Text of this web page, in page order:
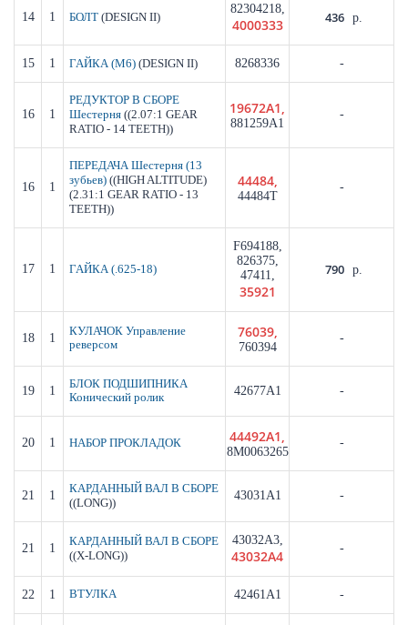
14 1 БОЛТ (DESIGN II)
82304218,
4000333 436 р.
15 1 ГАЙКА (M6) (DESIGN II) 8268336 -
16 1
РЕДУКТОР В СБОРЕ
Шестерня ((2.07:1 GEAR
RATIO - 14 TEETH))
19672A1,
881259A1
-
16 1
ПЕРЕДАЧА Шестерня (13
зубьев) ((HIGH ALTITUDE)
(2.31:1 GEAR RATIO - 13
TEETH))
44484,
44484T
-
17 1 ГАЙКА (.625-18)
F694188,
826375,
47411,
35921
790 р.
18 1
КУЛАЧОК Управление
реверсом
76039,
760394
-
19 1
БЛОК ПОДШИПНИКА
Конический ролик
42677A1 -
20 1 НАБОР ПРОКЛАДОК 44492A1,
8M0063265
-
21 1 КАРДАННЫЙ ВАЛ В СБОРЕ
((LONG))
43031A1 -
21 1 КАРДАННЫЙ ВАЛ В СБОРЕ
((X-LONG))
43032A3,
43032A4 -
22 1 ВТУЛКА 42461A1 -